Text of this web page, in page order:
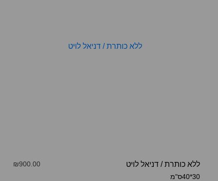
ללא כותרת/ דניאל לויט
30*40ס"מ
₪900.00